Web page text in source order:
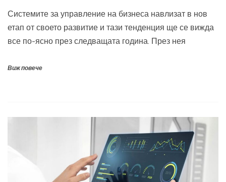
Системите за управление на бизнеса навлизат в нов
етап от своето развитие и тази тенденция ще се вижда
все по-ясно през следващата година. През нея
Виж повече